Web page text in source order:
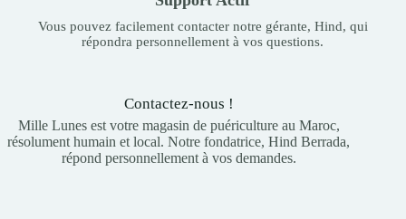
Vous pouvez facilement contacter notre gérante, Hind, qui
répondra personnellement à vos questions.
Contactez-nous !
Mille Lunes est votre magasin de puériculture au Maroc,
résolument humain et local. Notre fondatrice, Hind Berrada,
répond personnellement à vos demandes.